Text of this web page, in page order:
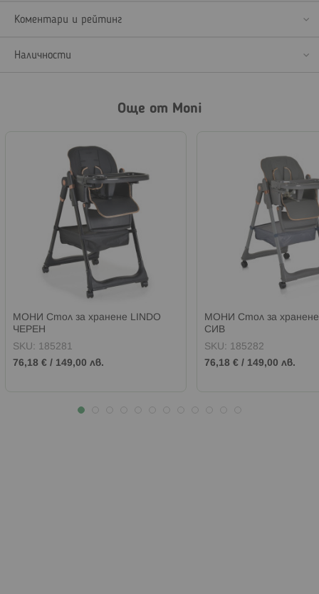
Коментари и рейтинг
Наличности
Още от Moni
МОНИ Стол за хранене LINDO
ЧЕРЕН
SKU: 185281
76,18 € / 149,00 лв.
МОНИ Стол за хранене
СИВ
SKU: 185282
76,18 € / 149,00 лв.